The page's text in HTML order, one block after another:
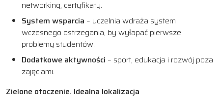
networking, certyfikaty.
System wsparcia – uczelnia wdraża system
wczesnego ostrzegania, by wyłapać pierwsze
problemy studentów.
Dodatkowe aktywności – sport, edukacja i rozwój poza
zajęciami.
Zielone otoczenie. Idealna lokalizacja